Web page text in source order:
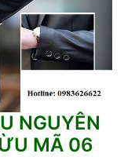
NGUYÊN
MÃ 06